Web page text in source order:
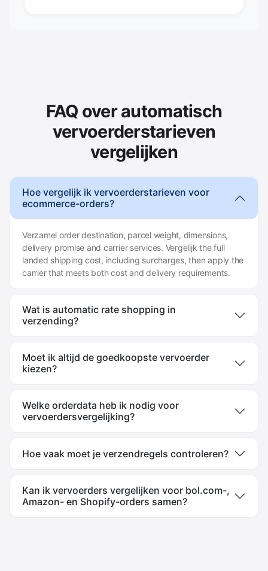
FAQ over automatisch
vervoerderstarieven
vergelijken
Hoe vergelijk ik vervoerderstarieven voor
ecommerce-orders?
Verzamel order destination, parcel weight, dimensions,
delivery promise and carrier services. Vergelijk the full
landed shipping cost, including surcharges, then apply the
carrier that meets both cost and delivery requirements.
Wat is automatic rate shopping in
verzending?
Moet ik altijd de goedkoopste vervoerder
kiezen?
Welke orderdata heb ik nodig voor
vervoerdersvergelijking?
Hoe vaak moet je verzendregels controleren?
Kan ik vervoerders vergelijken voor bol.com-,
Amazon- en Shopify-orders samen?